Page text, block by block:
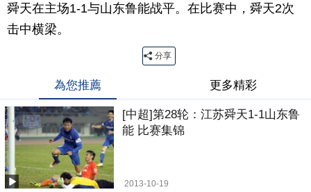
舜天在主场1-1与山东鲁能战平。在比赛中，舜天2次
击中横梁。
分享
為您推薦 更多精彩
[中超]第28轮：江苏舜天1-1山东鲁
能 比赛集锦
2013-10-19